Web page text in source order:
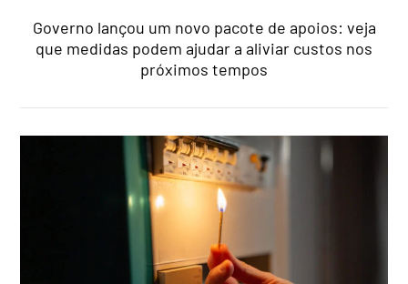
Governo lançou um novo pacote de apoios: veja
que medidas podem ajudar a aliviar custos nos
próximos tempos